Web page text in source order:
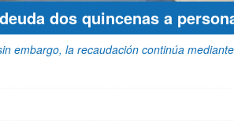
dos quincenas a
embargo, la recaudación continúa